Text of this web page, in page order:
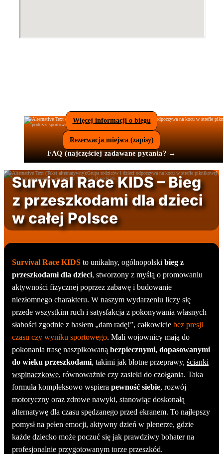
Więcej informacji o biegu
Rezerwacja miejsca (zapisy)
FAQ (najczęściej zadawane pytania? →
Survival Race KIDS – Bieg
z przeszkodami dla dzieci
w całej Polsce
Survival Race KIDS to unikalny, ogólnopolski bieg z
przeszkodami dla dzieci, stworzony z myślą o promowaniu
aktywności fizycznej poprzez zabawę i budowanie
niezłomnego charakteru. W naszym wydarzeniu liczy się
przede wszystkim ruch i satysfakcja z pokonywania własnych
słabości zgodnie z hasłem „dam radę!”, całkowicie bez presji
czasu czy wyniku sportowego. Mali wojownicy mają do
pokonania trasę naszpikowaną bezpiecznymi, dopasowanymi
do wieku przeszkodami, takimi jak błotne przeprawy, ścianki
wspinaczkowe, równoważnie czy zasieki do czołgania. Taka
formuła kompleksowo wspiera pewność siebie, rozwój
motoryczny oraz zdrowe nawyki, stanowiąc doskonałą
alternatywę dla czasu spędzanego przed ekranem. To najlepszy
pomysł na pełen emocji, aktywny dzień w plenerze, gdzie
każde dziecko może poczuć się jak prawdziwy bohater na
profesjonalnie przygotowanym torze przeszkód.